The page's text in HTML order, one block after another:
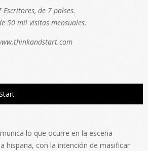
Escritores, de 7 países.
50 mil visitas mensuales.
lo que ocurre en la escena
hispana, con la intención de masificar